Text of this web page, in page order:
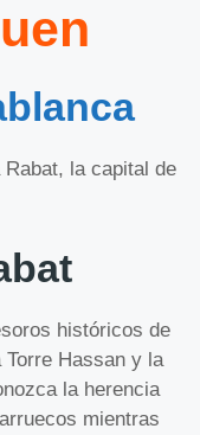
la capital de
históricos de
Hassan y la
la herencia
mientras